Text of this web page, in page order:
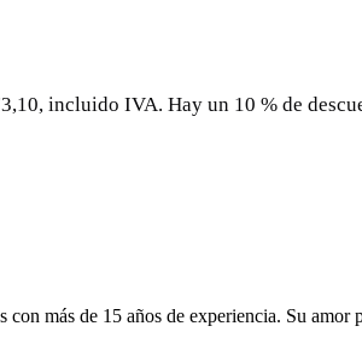
incluido IVA. Hay un 10 % de
más de 15 años de experiencia. Su